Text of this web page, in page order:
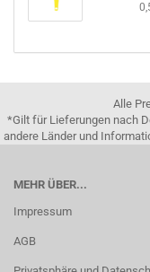
Alle
*Gilt für Lieferungen nach
andere Länder und
MEHR ÜBER...
Impressum
AGB